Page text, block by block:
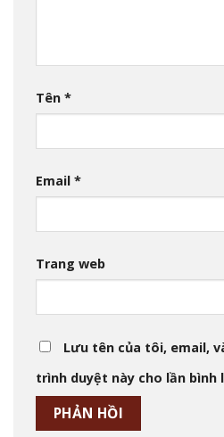
Tên *
Email *
Trang web
Lưu tên của tôi, email,
trình duyệt này cho lần bình